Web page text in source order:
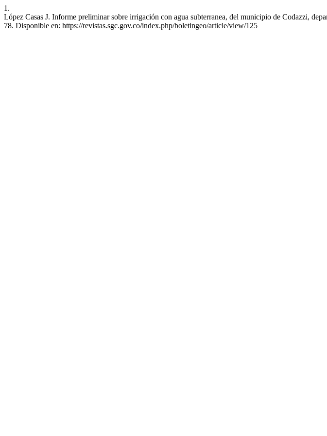
1.
López Casas J. Informe preliminar sobre irrigación con agua subterranea, del municipio de Codazzi,
78. Disponible en: https://revistas.sgc.gov.co/index.php/boletingeo/article/view/125